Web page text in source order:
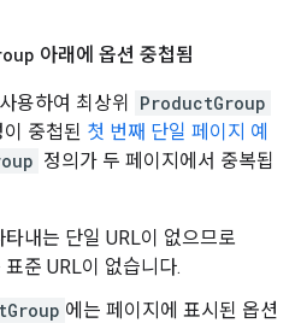
아래에 옵션 중첩됨
용하여 최상위
ProductGroup
중첩된 첫 번째 단일 페이지 예
정의가 두 페이지에서 중복됩
타내는 단일 URL이 없으므로
표준 URL이 없습니다.
에는 페이지에 표시된 옵션